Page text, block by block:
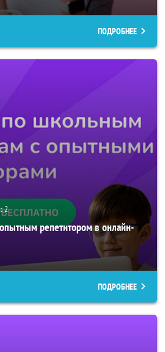
ПОДРОБНЕЕ
2
репетитором в онлайн-
ПОДРОБНЕЕ